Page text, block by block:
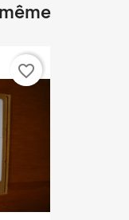
favorite_border